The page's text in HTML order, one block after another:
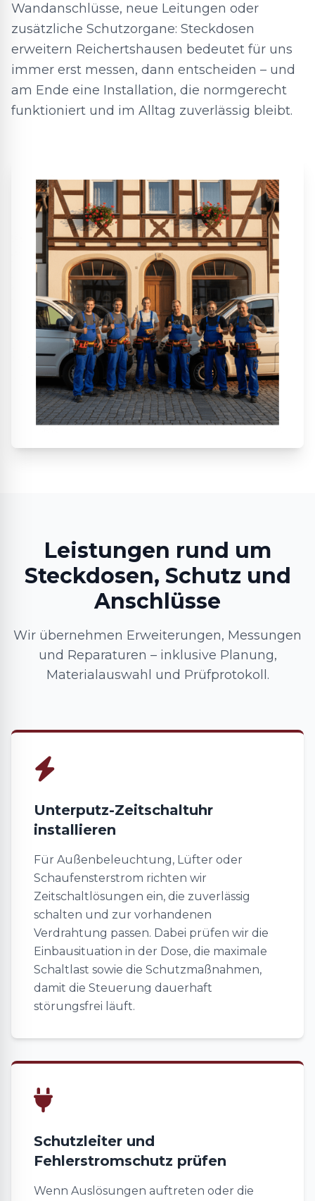
Wandanschlüsse, neue Leitungen oder
zusätzliche Schutzorgane: Steckdosen
erweitern Reichertshausen bedeutet für uns
immer erst messen, dann entscheiden – und
am Ende eine Installation, die normgerecht
funktioniert und im Alltag zuverlässig bleibt.
Leistungen rund um
Steckdosen, Schutz und
Anschlüsse
Wir übernehmen Erweiterungen, Messungen
und Reparaturen – inklusive Planung,
Materialauswahl und Prüfprotokoll.
Unterputz-Zeitschaltuhr
installieren
Für Außenbeleuchtung, Lüfter oder
Schaufensterstrom richten wir
Zeitschaltlösungen ein, die zuverlässig
schalten und zur vorhandenen
Verdrahtung passen. Dabei prüfen wir die
Einbausituation in der Dose, die maximale
Schaltlast sowie die Schutzmaßnahmen,
damit die Steuerung dauerhaft
störungsfrei läuft.
Schutzleiter und
Fehlerstromschutz prüfen
Wenn Auslösungen auftreten oder die